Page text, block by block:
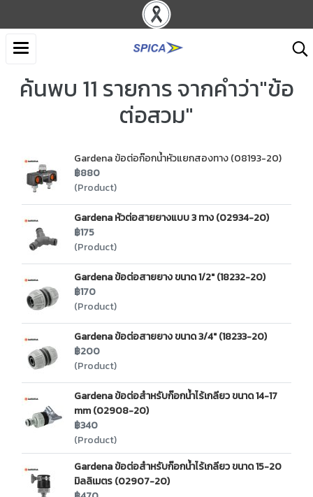
ค้นพบ 11 รายการ จากคำว่า"ข้อ
ต่อสวม"
Gardena ข้อต่อก๊อกน้ำหัวแยกสองทาง (08193-20)
฿880
(Product)
Gardena หัวต่อสายยางแบบ 3 ทาง (02934-20)
฿175
(Product)
Gardena ข้อต่อสายยาง ขนาด 1/2″ (18232-20)
฿170
(Product)
Gardena ข้อต่อสายยาง ขนาด 3/4" (18233-20)
฿200
(Product)
Gardena ข้อต่อสำหรับก๊อกน้ำไร้เกลียว ขนาด 14-17
mm (02908-20)
฿340
(Product)
Gardena ข้อต่อสำหรับก๊อกน้ำไร้เกลียว ขนาด 15-20
มิลลิเมตร (02907-20)